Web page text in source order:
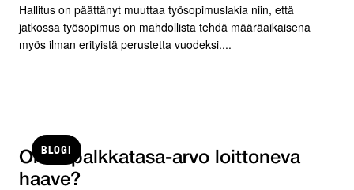
Hallitus on päättänyt muuttaa työsopimuslakia niin, että
jatkossa työsopimus on mahdollista tehdä määräaikaisena
myös ilman erityistä perustetta vuodeksi....
BLOGI
Onko palkkatasa-arvo loittoneva
haave?